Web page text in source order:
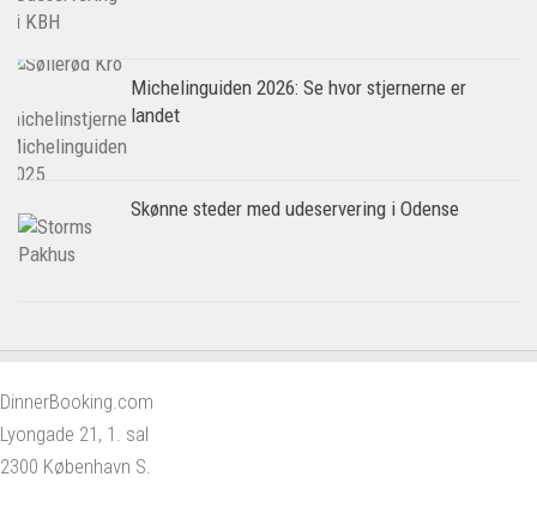
Michelinguiden 2026: Se hvor stjernerne er
landet
Skønne steder med udeservering i Odense
DinnerBooking.com
Lyongade 21, 1. sal
2300 København S.